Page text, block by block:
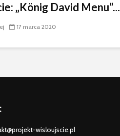
„König David Menu”...
17 marca 2020
wisloujscie.pl